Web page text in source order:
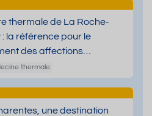
thermale de La Roche-
: la référence pour le
des affections
thermale
une destination